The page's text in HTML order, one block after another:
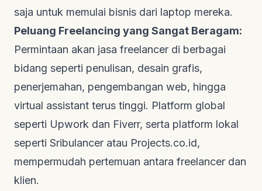
saja untuk memulai bisnis dari laptop mereka.
Peluang Freelancing yang Sangat Beragam:
Permintaan akan jasa freelancer di berbagai
bidang seperti penulisan, desain grafis,
penerjemahan, pengembangan web, hingga
virtual assistant terus tinggi. Platform global
seperti Upwork dan Fiverr, serta platform lokal
seperti Sribulancer atau Projects.co.id,
mempermudah pertemuan antara freelancer dan
klien.